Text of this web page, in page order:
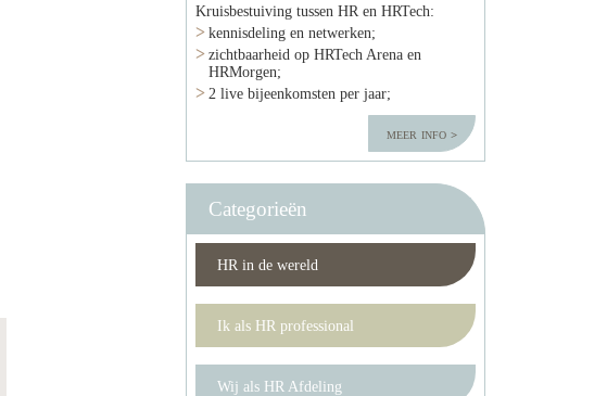
Kruisbestuiving tussen HR en HRTech:
kennisdeling en netwerken;
zichtbaarheid op HRTech Arena en
HRMorgen;
2 live bijeenkomsten per jaar;
meer info
Categorieën
HR in de wereld
Ik als HR professional
Wij als HR Afdeling